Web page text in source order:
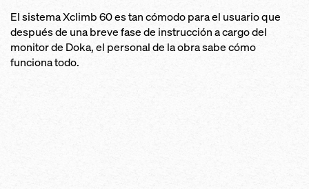
El sistema Xclimb 60 es tan cómodo para el usuario que
después de una breve fase de instrucción a cargo del
monitor de Doka, el personal de la obra sabe cómo
funciona todo.